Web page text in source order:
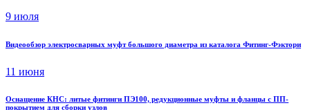
9 июля
Видеообзор электросварных муфт большого диаметра из каталога Фитинг-Фэктори
11 июня
Оснащение КНС: литые фитинги ПЭ100, редукционные муфты и фланцы с ПП-
покрытием для сборки узлов